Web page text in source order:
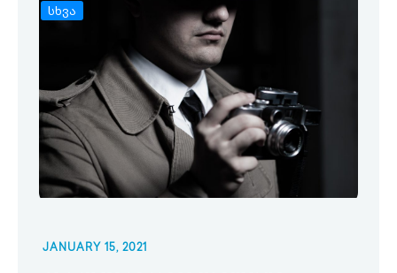
სხვა
JANUARY 15, 2021